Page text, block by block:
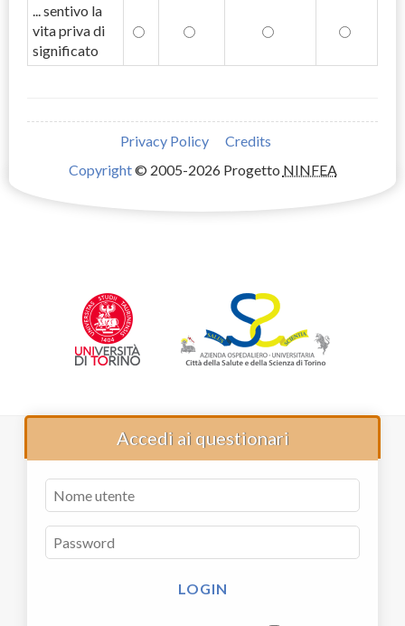
... sentivo la
vita priva di
significato
Privacy Policy
Credits
Copyright© 2005-2026 Progetto NINFEA
Accedi ai questionari